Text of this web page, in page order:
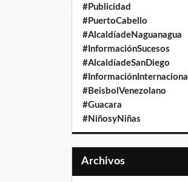
#Publicidad
#PuertoCabello
#AlcaldíadeNaguanagua
#InformaciónSucesos
#AlcaldíadeSanDiego
#InformaciónInternacional
#BeisbolVenezolano
#Guacara
#NiñosyNiñas
Archivos